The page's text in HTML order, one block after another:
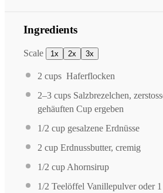
Ingredients
Scale 1x 2x 3x
2 cups Haferflocken
2–3 cups Salzbrezelchen,
gehäuften Cup ergeben
1/2 cup gesalzene Erdnüsse
2 cup Erdnussbutter, cremig
1/2 cup Ahornsirup
1/2 Teelöffel Vanillepulver oder